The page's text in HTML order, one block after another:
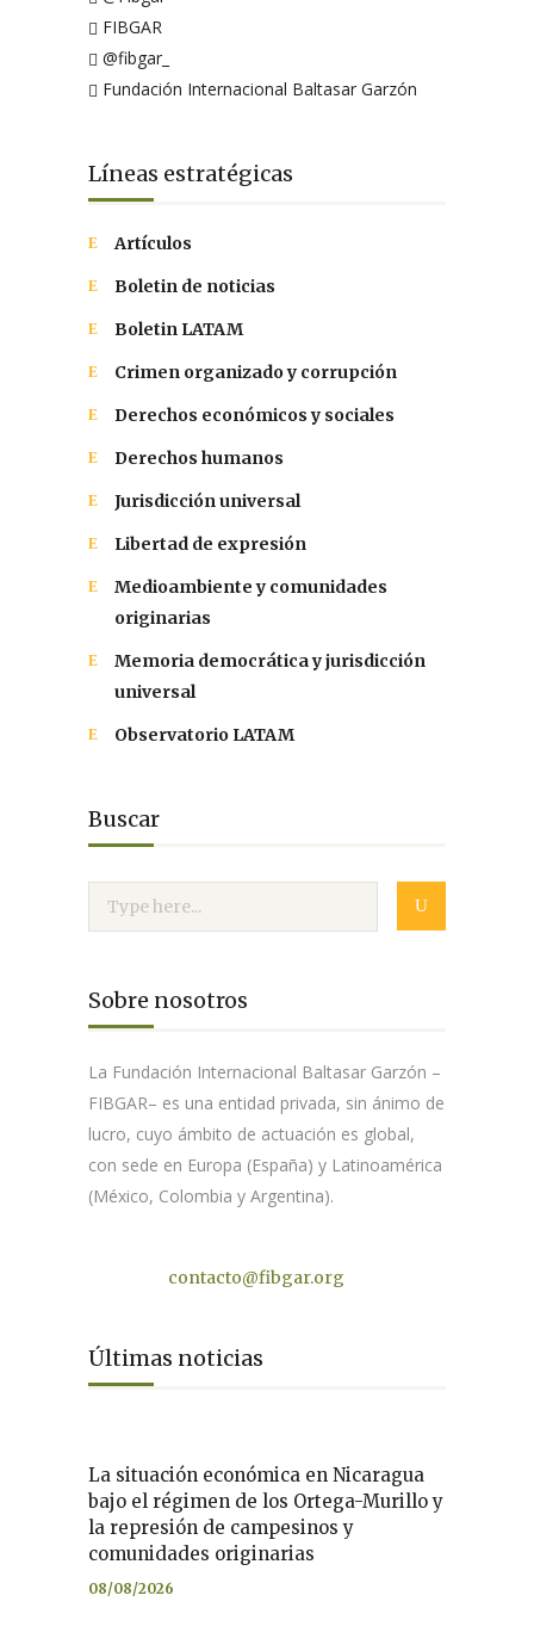
FIBGAR
@fibgar_
Fundación Internacional Baltasar Garzón
Líneas estratégicas
Artículos
Boletin de noticias
Boletin LATAM
Crimen organizado y corrupción
Derechos económicos y sociales
Derechos humanos
Jurisdicción universal
Libertad de expresión
Medioambiente y comunidades
originarias
Memoria democrática y jurisdicción
universal
Observatorio LATAM
Buscar
Sobre nosotros
La Fundación Internacional Baltasar Garzón –
FIBGAR– es una entidad privada, sin ánimo de
lucro, cuyo ámbito de actuación es global,
con sede en Europa (España) y Latinoamérica
(México, Colombia y Argentina).
contacto@fibgar.org
Últimas noticias
La situación económica en Nicaragua
bajo el régimen de los Ortega-Murillo y
la represión de campesinos y
comunidades originarias
08/08/2026